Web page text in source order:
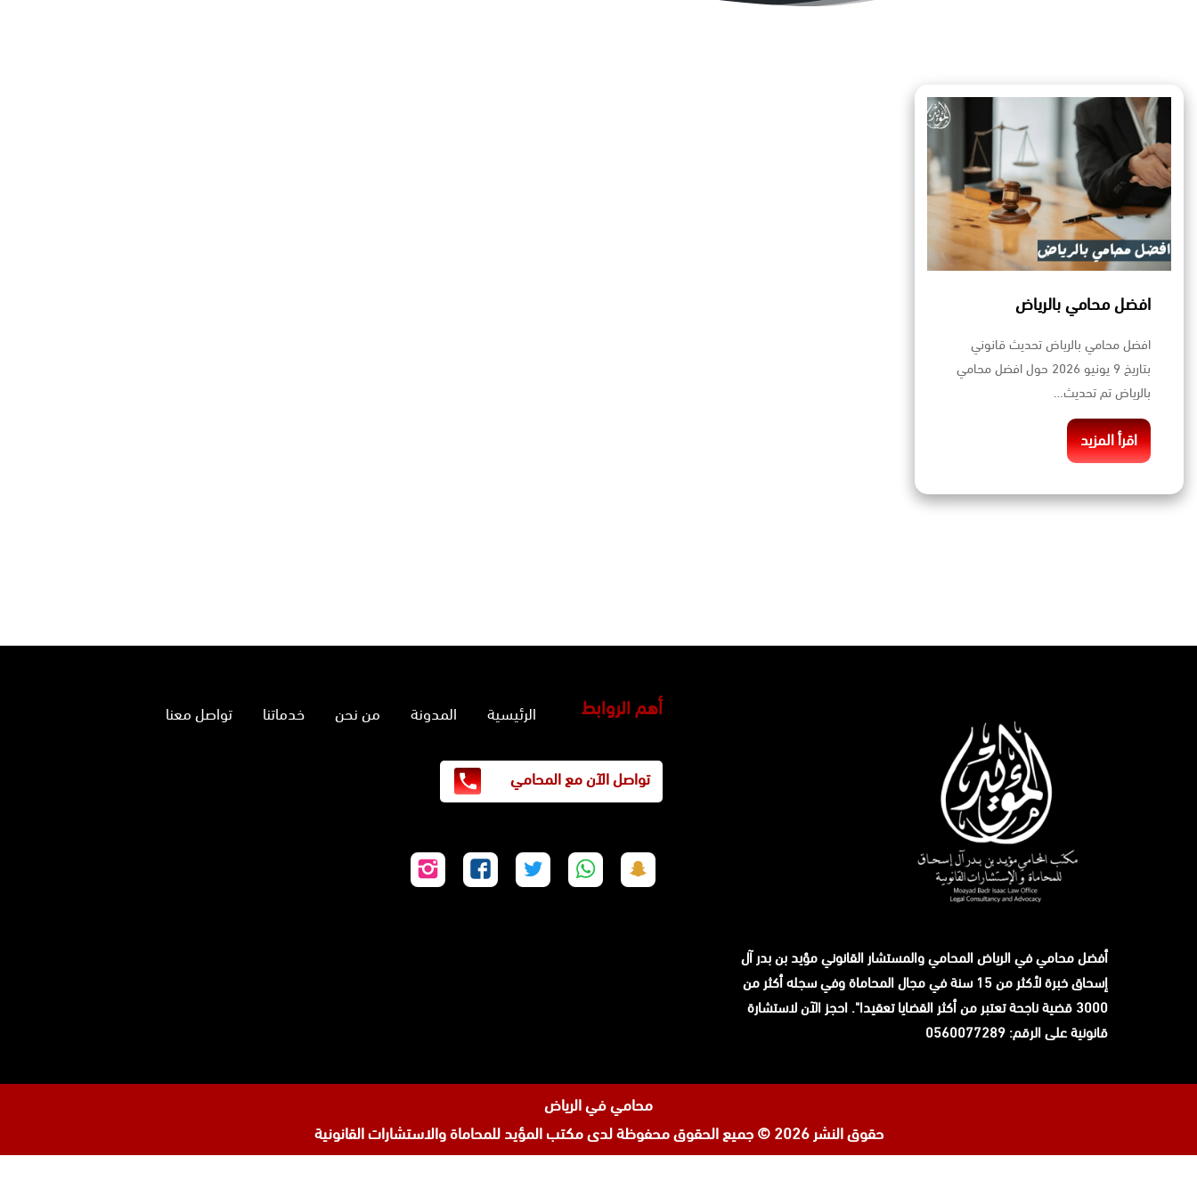
افضل محامي بالرياض
افضل محامي بالرياض تحديث قانوني
بتاريخ 9 يونيو 2026 حول افضل محامي
بالرياض تم تحديث…
اقرأ المزيد
أفضل محامي في الرياض المحامي والمستشار القانونيمؤيد بن بدر آل
إسحاق
خبرة لأكثر من 15 سنة في مجال المحاماة وفي سجله أكثر من
3000 قضية ناجحة تعتبر من أكثر القضايا تعقيدا". احجز الآن لاستشارة
قانونية على الرقم: 0560077289
أهم الروابط الرئيسية المدونة من نحن خدماتنا تواصل معنا
تواصل الآن مع المحامي
على
على
على
على
على
محامي في الرياض
حقوق النشر 2026 © جميع الحقوق محفوظة لدى
مكتب المؤيد للمحاماة والاستشارات القانونية